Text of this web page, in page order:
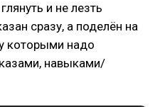
и не лезть
сразу, а поделён на
которыми надо
навыками/